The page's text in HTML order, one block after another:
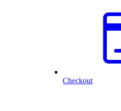
Checkout